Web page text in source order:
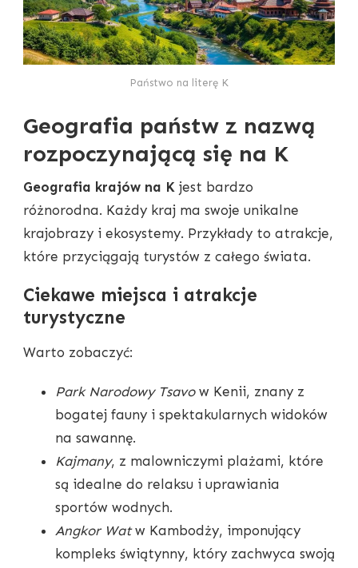
Państwo na literę K
Geografia państw z nazwą
rozpoczynającą się na K
Geografia krajów na K jest bardzo
różnorodna. Każdy kraj ma swoje unikalne
krajobrazy i ekosystemy. Przykłady to atrakcje,
które przyciągają turystów z całego świata.
Ciekawe miejsca i atrakcje
turystyczne
Warto zobaczyć:
Park Narodowy Tsavow Kenii, znany z
bogatej fauny i spektakularnych widoków
na sawannę.
Kajmany, z malowniczymi plażami, które
są idealne do relaksu i uprawiania
sportów wodnych.
Angkor Watw Kambodży, imponujący
kompleks świątynny, który zachwyca swoją